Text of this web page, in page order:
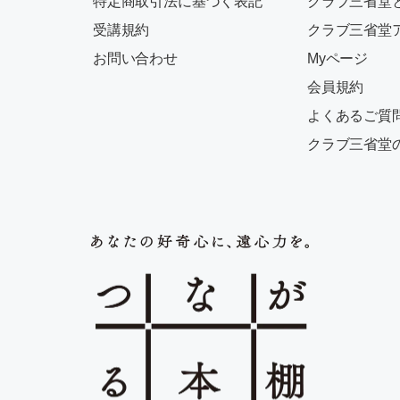
受講規約
お問い合わせ
クラブ三省堂
Myページ
会員規約
よくあるご質
クラブ三省堂